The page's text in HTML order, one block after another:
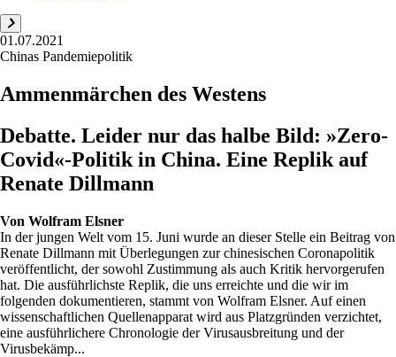
01.07.2021
Chinas Pandemiepolitik
Ammenmärchen des Westens
Debatte. Leider nur das halbe Bild: »Zero-
Covid«-Politik in China. Eine Replik auf
Renate Dillmann
Von Wolfram Elsner
In der jungen Welt vom 15. Juni wurde an dieser Stelle ein Beitrag von
Renate Dillmann mit Überlegungen zur chinesischen Coronapolitik
veröffentlicht, der sowohl Zustimmung als auch Kritik hervorgerufen
hat. Die ausführlichste Replik, die uns erreichte und die wir im
folgenden dokumentieren, stammt von Wolfram Elsner. Auf einen
wissenschaftlichen Quellenapparat wird aus Platzgründen verzichtet,
eine ausführlichere Chronologie der Virusausbreitung und der
Virusbekämp...